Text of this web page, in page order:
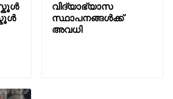
വിദ്യാഭ്യാസ
സ്ഥാപനങ്ങൾക്ക്
അവധി